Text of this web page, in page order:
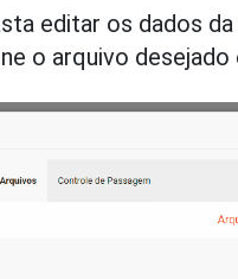
editar os dados
o arquivo